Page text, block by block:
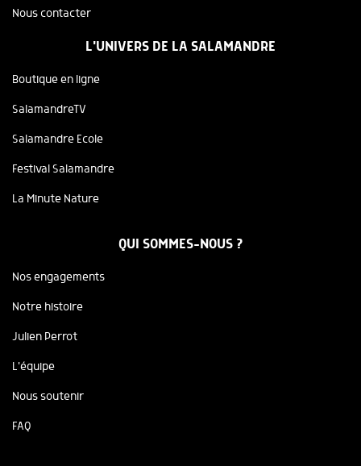
Nous contacter
L'UNIVERS DE LA SALAMANDRE
Boutique en ligne
SalamandreTV
Salamandre Ecole
Festival Salamandre
La Minute Nature
QUI SOMMES-NOUS ?
Nos engagements
Notre histoire
Julien Perrot
L'équipe
Nous soutenir
FAQ